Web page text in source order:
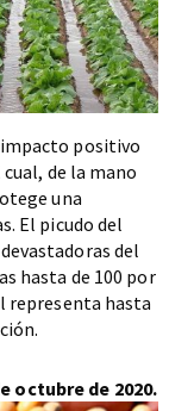
positivo
de la mano
una
El picudo del
del
hasta de 100 por
representa hasta
octubre de 2020.